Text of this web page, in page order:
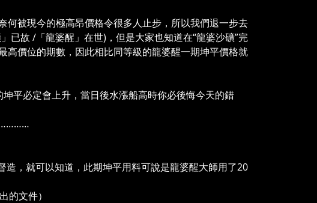
被現今的極高昂價格令很多人止步，所以我們退一步去
已故 /「龍婆醒」在世)，但是大家也知道在“龍婆沙礦”完
價位的期數，因此相比同等級的龍婆醒一期坤平價格就
平必定會上升，當日後水漲船高時你必後悔今天的錯
，就可以知道，此期坤平用料可說是龍婆醒大師用了20
的文件）